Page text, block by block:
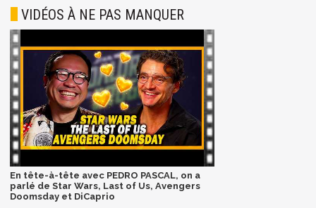
VIDÉOS À NE PAS MANQUER
En tête-à-tête avec PEDRO PASCAL, on a
parlé de Star Wars, Last of Us, Avengers
Doomsday et DiCaprio